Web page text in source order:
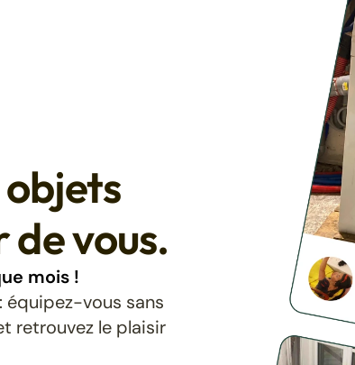
objets
vous.
mois !
équipez-vous sans
retrouvez le plaisir